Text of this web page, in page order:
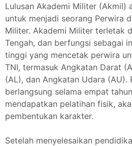
Lulusan Akademi Militer (Akmil)
untuk menjadi seorang Perwira
Militer. Akademi Militer terletak
Tengah, dan berfungsi sebagai
tinggi yang mencetak perwira
TNI, termasuk Angkatan Darat
(AL), dan Angkatan Udara (AU).
berlangsung selama empat
mendapatkan pelatihan fisik,
pembentukan karakter.
Setelah menyelesaikan